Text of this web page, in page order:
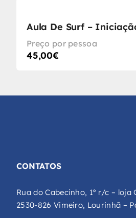
Aula De Surf –
Preço por pessoa
45,00€
CONTATOS
Rua do Cabecinho, 1º r/c – loja
2530-826 Vimeiro, Lourinhã –